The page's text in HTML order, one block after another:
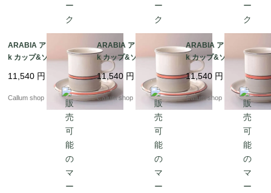
ARABIA アラビア asla
k カップ&ソーサー 7.5
器 フィンランド ヴィン
テージ アンティーク_it
11,540 円
Callum shop
ARABIA アラビア asla
k カップ&ソーサー 7.5
cm高 アスラク 北欧食
器 フィンランド ヴィン
テージ アンティーク_it
4421
11,540 円
Callum shop
ARABIA アラビア asla
k カップ&ソーサー 7.5
cm高 アスラク 北欧食
器 フィンランド ヴィン
テージ アンティーク_it
4422
11,540 円
Callum shop